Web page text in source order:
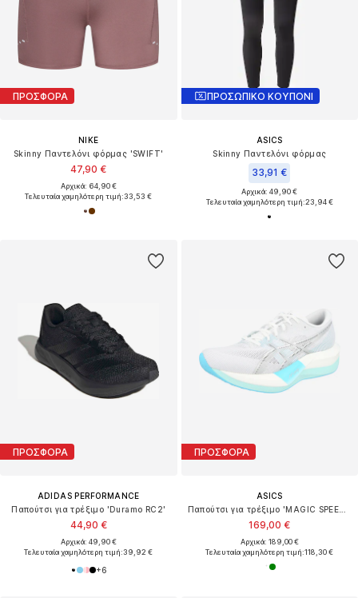
ΠΡΟΣΦΟΡΑ
NIKE
Skinny Παντελόνι φόρμας 'SWIFT'
47,90 €
Αρχικά: 64,90 €
Τελευταία χαμηλότερη τιμή:33,53 €
ΠΡΟΣΩΠΙΚΟ ΚΟΥΠΟΝΙ
ASICS
Skinny Παντελόνι φόρμας
33,91 €
Αρχικά: 49,90 €
Τελευταία χαμηλότερη τιμή:23,94 €
ΠΡΟΣΦΟΡΑ
ADIDAS PERFORMANCE
Παπούτσι για τρέξιμο 'Duramo RC2'
44,90 €
Αρχικά: 49,90 €
Τελευταία χαμηλότερη τιμή:39,92 €
+6
ΠΡΟΣΦΟΡΑ
ASICS
Παπούτσι για τρέξιμο 'MAGIC SPEED 5'
169,00 €
Αρχικά: 189,00 €
Τελευταία χαμηλότερη τιμή:118,30 €